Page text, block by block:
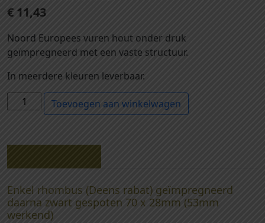
€ 11,43
Noord Europees vuren hout onder druk
geïmpregneerd met een vaste structuur.
In meerdere kleuren leverbaar.
4
1
2
-
E
n
Toevoegen aan winkelwagen
Enkel rhombus (Deens rabat) geïmpregneerd
daarna zwart gespoten 70 x 28mm (53mm
werkend)